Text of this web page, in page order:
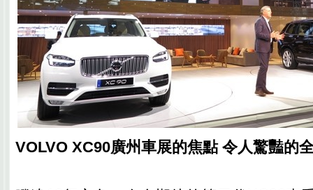
VOLVO XC90廣州車展的焦點 令人驚豔的